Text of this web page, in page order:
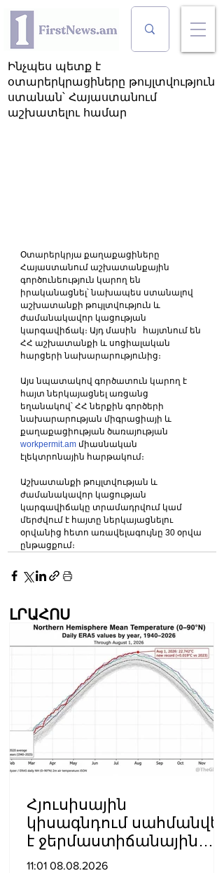
Ինչպես պետք է
օտարերկրացիները թույլտվություն
ստանան՝ Հայաստանում
աշխատելու համար
Օտարերկրյա քաղաքացիները
Հայաստանում աշխատանքային
գործունեություն կարող են
իրականացնել՝ նախապես ստանալով
աշխատանքի թույլտվություն և
ժամանակավոր կացության
կարգավիճակ։ Այդ մասին   հայտնում են
ՀՀ աշխատանքի և սոցիալական
հարցերի նախարարությունից։
Այս նպատակով գործատուն կարող է
հայտ ներկայացնել առցանց
եղանակով՝ ՀՀ ներքին գործերի
նախարարության միգրացիայի և
քաղաքացիության ծառայության
workpermit.am միասնական
էլեկտրոնային հարթակում։
Աշխատանքի թույլտվության և
ժամանակավոր կացության
կարգավիճակը տրամադրվում կամ
մերժվում է հայտը ներկայացնելու
օրվանից հետո առավելագույնը 30 օրվա
ընթացքում։
ԼՐԱՀՈՍ
Հյուսիսային
կիսագնդում սահմանվել
է ջերմաստիճանային
նոր ռեկորդ․ Լևոն
11:01 08.08.2026